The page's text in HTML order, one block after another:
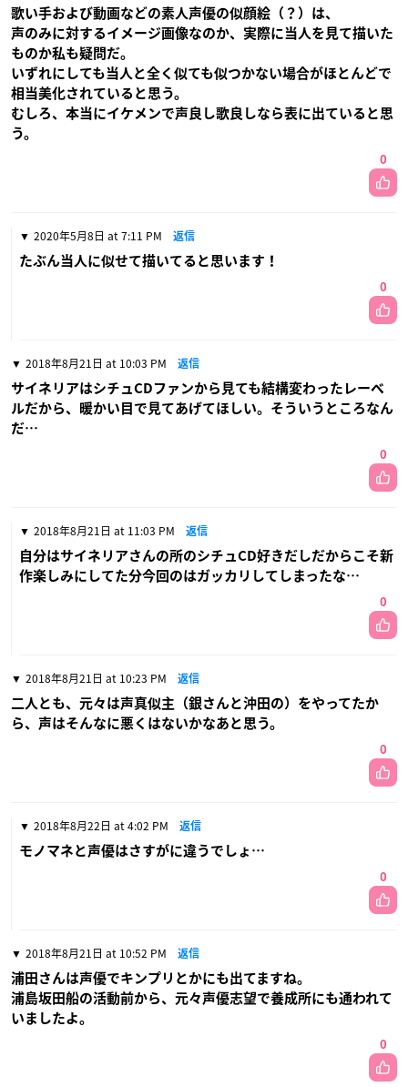
歌い手および動画などの素人声優の似顔絵（？）は、
声のみに対するイメージ画像なのか、実際に当人を見て描いた
ものか私も疑問だ。
いずれにしても当人と全く似ても似つかない場合がほとんどで
相当美化されていると思う。
むしろ、本当にイケメンで声良し歌良しなら表に出ていると思
う。
0
2020年5月8日 at 7:11 PM 返信
たぶん当人に似せて描いてると思います！
0
2018年8月21日 at 10:03 PM 返信
サイネリアはシチュCDファンから見ても結構変わったレーベ
ルだから、暖かい目で見てあげてほしい。そういうところなん
だ…
0
2018年8月21日 at 11:03 PM 返信
自分はサイネリアさんの所のシチュCD好きだしだからこそ新
作楽しみにしてた分今回のはガッカリしてしまったな…
0
2018年8月21日 at 10:23 PM 返信
二人とも、元々は声真似主（銀さんと沖田の）をやってたか
ら、声はそんなに悪くはないかなあと思う。
0
2018年8月22日 at 4:02 PM 返信
モノマネと声優はさすがに違うでしょ…
0
2018年8月21日 at 10:52 PM 返信
浦田さんは声優でキンプリとかにも出てますね。
浦島坂田船の活動前から、元々声優志望で養成所にも通われて
いましたよ。
0